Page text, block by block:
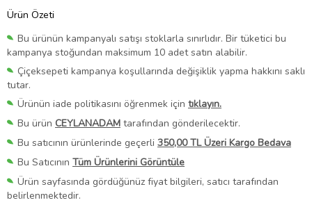
Ürün Özeti
Bu ürünün kampanyalı satışı stoklarla sınırlıdır. Bir tüketici bu
kampanya stoğundan maksimum 10 adet satın alabilir.
Çiçeksepeti kampanya koşullarında değişiklik yapma hakkını saklı
tutar.
Ürünün iade politikasını öğrenmek için tıklayın.
Bu ürün CEYLANADAM tarafından gönderilecektir.
Bu satıcının ürünlerinde geçerli 350,00 TL Üzeri Kargo Bedava
Bu Satıcının Tüm Ürünlerini Görüntüle
Ürün sayfasında gördüğünüz fiyat bilgileri, satıcı tarafından
belirlenmektedir.